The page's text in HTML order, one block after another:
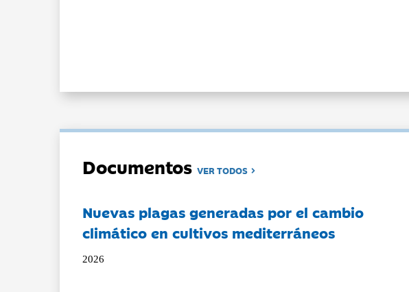
DocumentosVER TODOS
Nuevas plagas generadas por el cambio
climático en cultivos mediterráneos
2026